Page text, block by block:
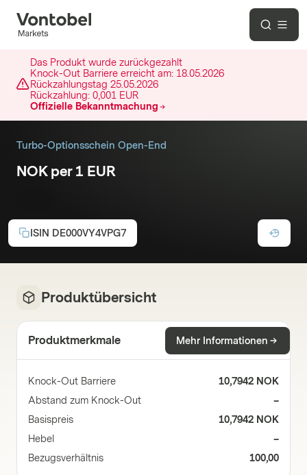
Das Produkt wurde zurückgezahlt
Knock-Out Barriere erreicht am: 18.05.2026
Rückzahlungstag 25.05.2026
Rückzahlung: 0,001 EUR
Offizielle Bekanntmachung
Turbo-Optionsschein Open-End
NOK per 1 EUR
ISIN DE000VY4VPG7
Produktübersicht
Produktmerkmale Mehr Informationen
Knock-Out Barriere
10,7942 NOK
Abstand zum Knock-Out
–
Basispreis
10,7942 NOK
Hebel
–
Bezugsverhältnis
100,00